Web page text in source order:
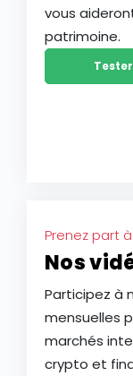
vous
patrimoine.
Prenez part à
Nos
Participez à
mensuelles
marchés
crypto et